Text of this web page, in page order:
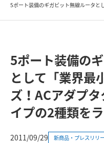
5ポート装備のギガビット無線ルータと
5ポート装備の
として「業界最
ズ！ACアダプ
イプの2種類を
2011/09/29 新商品・プレスリリ